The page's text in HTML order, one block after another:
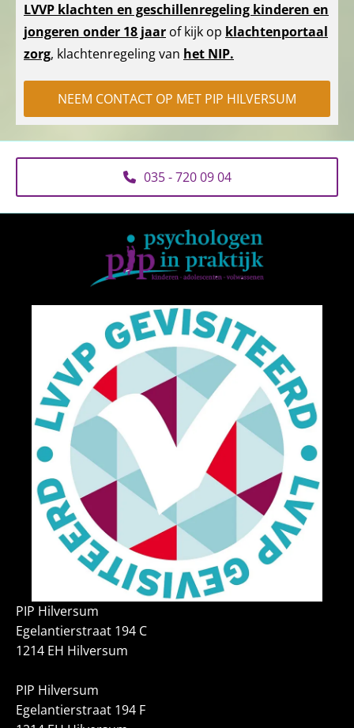
LVVP klachten en geschillenregeling kinderen en
jongeren onder 18 jaar of kijk op klachtenportaal
zorg, klachtenregeling van het NIP.
NEEM CONTACT OP MET PIP HILVERSUM
035 - 720 09 04
PIP Hilversum
Egelantierstraat 194 C
1214 EH Hilversum
PIP Hilversum
Egelantierstraat 194 F